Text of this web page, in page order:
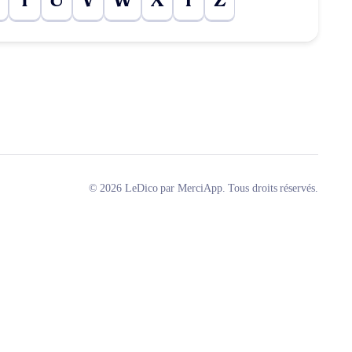
© 2026 LeDico par MerciApp. Tous droits réservés.